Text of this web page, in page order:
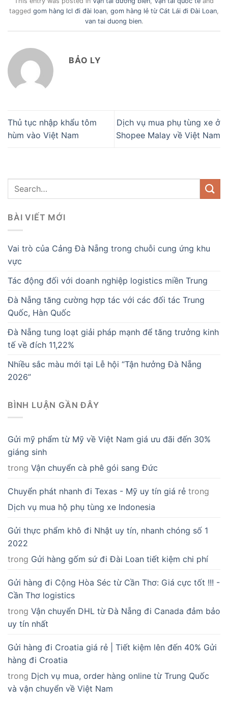
tagged gom hàng lcl đi đài loan, gom hàng lẻ từ Cát Lái đi Đài Loan,
van tai duong bien.
BẢO LY
Thủ tục nhập khẩu tôm
hùm vào Việt Nam
Dịch vụ mua phụ tùng xe ở
Shopee Malay về Việt Nam
BÀI VIẾT MỚI
Vai trò của Cảng Đà Nẵng trong chuỗi cung ứng khu
vực
Tác động đối với doanh nghiệp logistics miền Trung
Đà Nẵng tăng cường hợp tác với các đối tác Trung
Quốc, Hàn Quốc
Đà Nẵng tung loạt giải pháp mạnh để tăng trưởng kinh
tế về đích 11,22%
Nhiều sắc màu mới tại Lễ hội “Tận hưởng Đà Nẵng
2026”
BÌNH LUẬN GẦN ĐÂY
Gửi mỹ phẩm từ Mỹ về Việt Nam giá ưu đãi đến 30%
giáng sinh
trong Vận chuyển cà phê gói sang Đức
Chuyển phát nhanh đi Texas - Mỹ uy tín giá rẻ trong
Dịch vụ mua hộ phụ tùng xe Indonesia
Gửi thực phẩm khô đi Nhật uy tín, nhanh chóng số 1
2022
trong Gửi hàng gốm sứ đi Đài Loan tiết kiệm chi phí
Gửi hàng đi Cộng Hòa Séc từ Cần Thơ: Giá cực tốt !!! -
Cần Thơ logistics
trong Vận chuyển DHL từ Đà Nẵng đi Canada đảm bảo
uy tín nhất
Gửi hàng đi Croatia giá rẻ | Tiết kiệm lên đến 40% Gửi
hàng đi Croatia
trong Dịch vụ mua, order hàng online từ Trung Quốc
và vận chuyển về Việt Nam